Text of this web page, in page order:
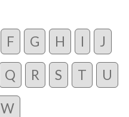
F G H I J
Q R S T U
W